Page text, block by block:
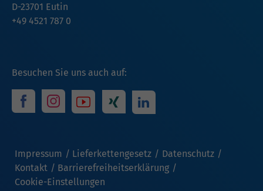
Besuchen Sie uns auch auf:
Impressum Lieferkettengesetz
Datenschutz
Kontakt
Barrierefreiheitserklärung
Cookie-Einstellungen
D-23701 Eutin
+49 4521 787 0